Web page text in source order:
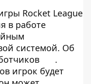
Rocket League
в работе
системой. Об
.
игрок будет